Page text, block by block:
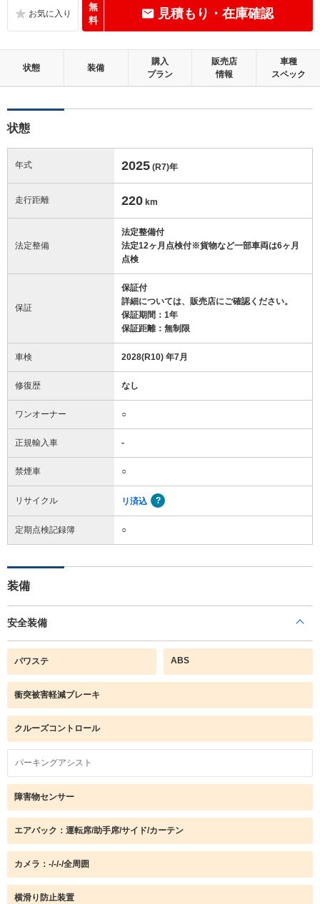
無キズ、もしくは傷みや汚れなどがほぼない、とても綺麗な状態です。
外装：
無キズ、もしくはキズやヘコミなどがほぼない、とても綺麗な状態で
修復歴：無
無
料
見積もり・在庫確認
状態 装備
購入
プラン
販売店
情報
車種
スペック
状態
年式 2025 (R7)年
走行距離 220 km
法定整備
法定整備付
法定12ヶ月点検付※貨物など一部車両は6ヶ月
点検
保証
保証付
詳細については、販売店にご確認ください。
保証期間：1年
保証距離：無制限
車検 2028(R10) 年7月
修復歴 なし
ワンオーナー ○
正規輸入車 -
禁煙車 ○
リサイクル リ済込
定期点検記録簿 ○
装備
安全装備
パワステ ABS
衝突被害軽減ブレーキ
クルーズコントロール
パーキングアシスト
障害物センサー
エアバック：運転席/助手席/サイド/カーテン
カメラ：-/-/-/全周囲
横滑り防止装置